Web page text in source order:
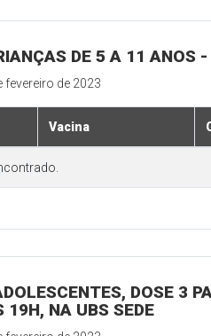
DE 5 A 11 ANOS
fevereiro de 2023
Vacina
DOSE 3
19H, NA UBS SEDE